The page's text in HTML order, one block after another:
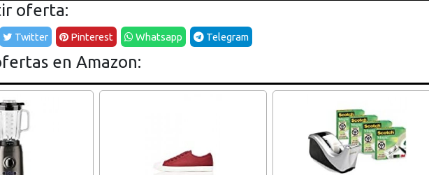
oferta:
Twitter Pinterest Whatsapp Telegram
en Amazon: